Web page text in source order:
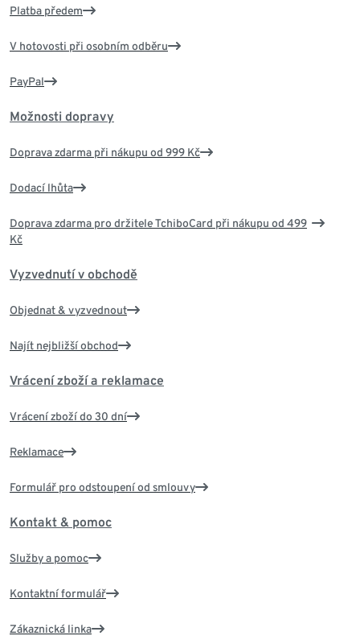
Platba předem
V hotovosti při osobním odběru
PayPal
Možnosti dopravy
Doprava zdarma při nákupu od 999 Kč
Dodací lhůta
Doprava zdarma pro držitele TchiboCard při nákupu od 499
Kč
Vyzvednutí v obchodě
Objednat & vyzvednout
Najít nejbližší obchod
Vrácení zboží a reklamace
Vrácení zboží do 30 dní
Reklamace
Formulář pro odstoupení od smlouvy
Kontakt & pomoc
Služby a pomoc
Kontaktní formulář
Zákaznická linka